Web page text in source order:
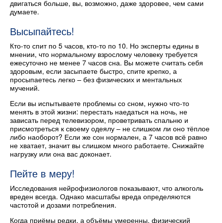
двигаться больше, вы, возможно, даже здоровее, чем сами
думаете.
Высыпайтесь!
Кто-то спит по 5 часов, кто-то по 10. Но эксперты едины в
мнении, что нормальному взрослому человеку требуется
ежесуточно не менее 7 часов сна. Вы можете считать себя
здоровым, если засыпаете быстро, спите крепко, а
просыпаетесь легко – без физических и ментальных
мучений.
Если вы испытываете проблемы со сном, нужно что-то
менять в этой жизни: перестать наедаться на ночь, не
зависать перед телевизором, проветривать спальню и
присмотреться к своему одеялу – не слишком ли оно тёплое
либо наоборот? Если же сон нормален, а 7 часов всё равно
не хватает, значит вы слишком много работаете. Снижайте
нагрузку или она вас доконает.
Пейте в меру!
Исследования нейрофизиологов показывают, что алкоголь
вреден всегда. Однако масштабы вреда определяются
частотой и дозами потребления.
Когда приёмы редки, а объёмы умеренны, физический